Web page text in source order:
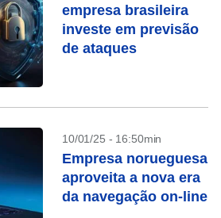
empresa brasileira
investe em previsão
de ataques
10/01/25 - 16:50min
Empresa norueguesa
aproveita a nova era
da navegação on-line